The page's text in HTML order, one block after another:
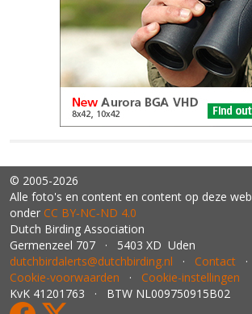
© 2005-2026
Alle foto's en content en content op deze
onder CC BY‑NC‑ND 4.0
Dutch Birding Association
Germenzeel 707 · 5403 XD Uden
dutchbirdalerts@dutchbirding.nl · Contact ·
Cookie-voorwaarden · Cookie-instellingen
KvK 41201763 · BTW NL009750915B02